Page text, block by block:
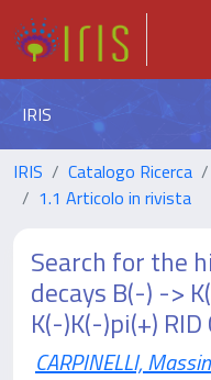
IRIS
IRIS Catalogo Ricerca
1.1 Articolo in rivista
Search for the
decays B(-) ->
K(-)K(-)pi(+)
CARPINELLI,